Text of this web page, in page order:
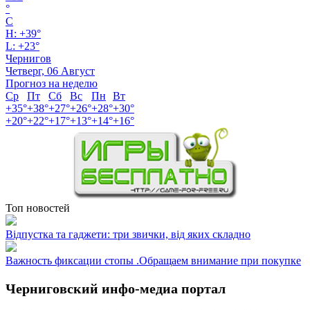
°
C
H: +39°
L: +23°
Чернигов
Четверг, 06 Август
Прогноз на неделю
Ср
Пт Сб Вс Пн
Вт
+35°+38°+27°+26°+28°+30°
+20°+22°+17°+13°+14°+16°
Топ новостей
Відпустка та гаджети: три звички, від яких складно
Важность фиксации стопы .Обращаем внимание при покупке
Черниговский инфо-медиа портал